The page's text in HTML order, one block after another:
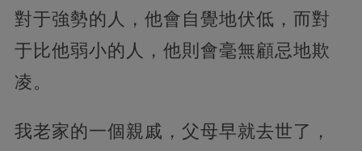
對于強勢的人，他會自覺地伏低，而對
于比他弱小的人，他則會毫無顧忌地欺
凌。
我老家的一個親戚，父母早就去世了，